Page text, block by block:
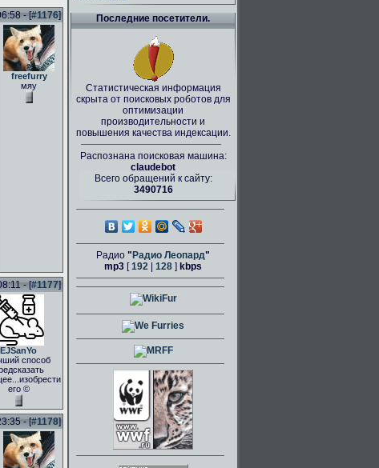
- [#1176]
freefurry
мяу
- [#1177]
EJSanYo
способ
его ©
- [#1178]
Последние посетители.
Статистическая информация
скрыта от поисковых роботов для
оптимизации
производительности и
повышения качества индексации.
Распознана поисковая машина:
claudebot
Всего обращений к сайту:
3490716
Радио " Радио Леопард"
mp3 [192 128 ] kbps